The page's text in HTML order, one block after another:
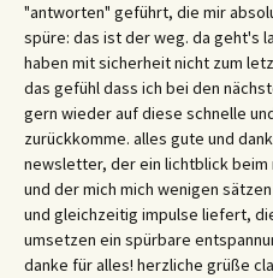
"antworten" geführt, die mir
spüre: das ist der weg. da geht's
haben mit sicherheit nicht zum
das gefühl dass ich bei den
gern wieder auf diese schnelle
zurückkomme. alles gute und
newsletter, der ein lichtblick
und der mich mich wenigen
und gleichzeitig impulse liefert,
umsetzen ein spürbare
danke für alles! herzliche grüße